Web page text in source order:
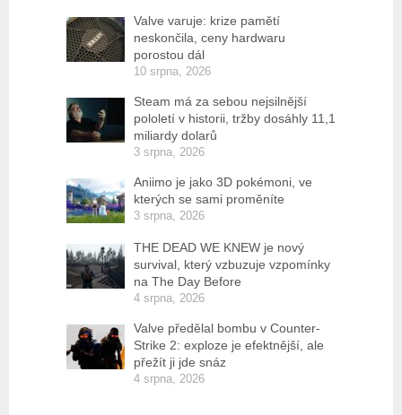
Valve varuje: krize pamětí
neskončila, ceny hardwaru
porostou dál
10 srpna, 2026
Steam má za sebou nejsilnější
pololetí v historii, tržby dosáhly 11,1
miliardy dolarů
3 srpna, 2026
Aniimo je jako 3D pokémoni, ve
kterých se sami proměníte
3 srpna, 2026
THE DEAD WE KNEW je nový
survival, který vzbuzuje vzpomínky
na The Day Before
4 srpna, 2026
Valve předělal bombu v Counter-
Strike 2: exploze je efektnější, ale
přežít ji jde snáz
4 srpna, 2026